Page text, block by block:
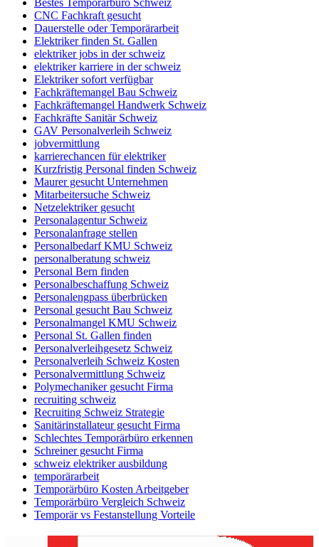
CNC Fachkraft gesucht
Dauerstelle oder Temporärarbeit
Elektriker finden St. Gallen
elektriker jobs in der schweiz
elektriker karriere in der schweiz
Elektriker sofort verfügbar
Fachkräftemangel Bau Schweiz
Fachkräftemangel Handwerk Schweiz
Fachkräfte Sanitär Schweiz
GAV Personalverleih Schweiz
jobvermittlung
karrierechancen für elektriker
Kurzfristig Personal finden Schweiz
Maurer gesucht Unternehmen
Mitarbeitersuche Schweiz
Netzelektriker gesucht
Personalagentur Schweiz
Personalanfrage stellen
Personalbedarf KMU Schweiz
personalberatung schweiz
Personal Bern finden
Personalbeschaffung Schweiz
Personalengpass überbrücken
Personal gesucht Bau Schweiz
Personalmangel KMU Schweiz
Personal St. Gallen finden
Personalverleihgesetz Schweiz
Personalverleih Schweiz Kosten
Personalvermittlung Schweiz
Polymechaniker gesucht Firma
recruiting schweiz
Recruiting Schweiz Strategie
Sanitärinstallateur gesucht Firma
Schlechtes Temporärbüro erkennen
Schreiner gesucht Firma
schweiz elektriker ausbildung
temporärarbeit
Temporärbüro Kosten Arbeitgeber
Temporärbüro Vergleich Schweiz
Temporär vs Festanstellung Vorteile